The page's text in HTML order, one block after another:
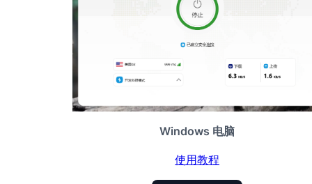
Windows 电脑
使用教程